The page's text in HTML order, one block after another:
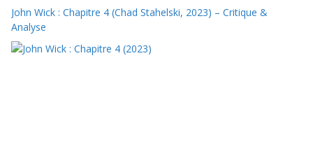
John Wick : Chapitre 4 (Chad Stahelski, 2023) – Critique &
Analyse